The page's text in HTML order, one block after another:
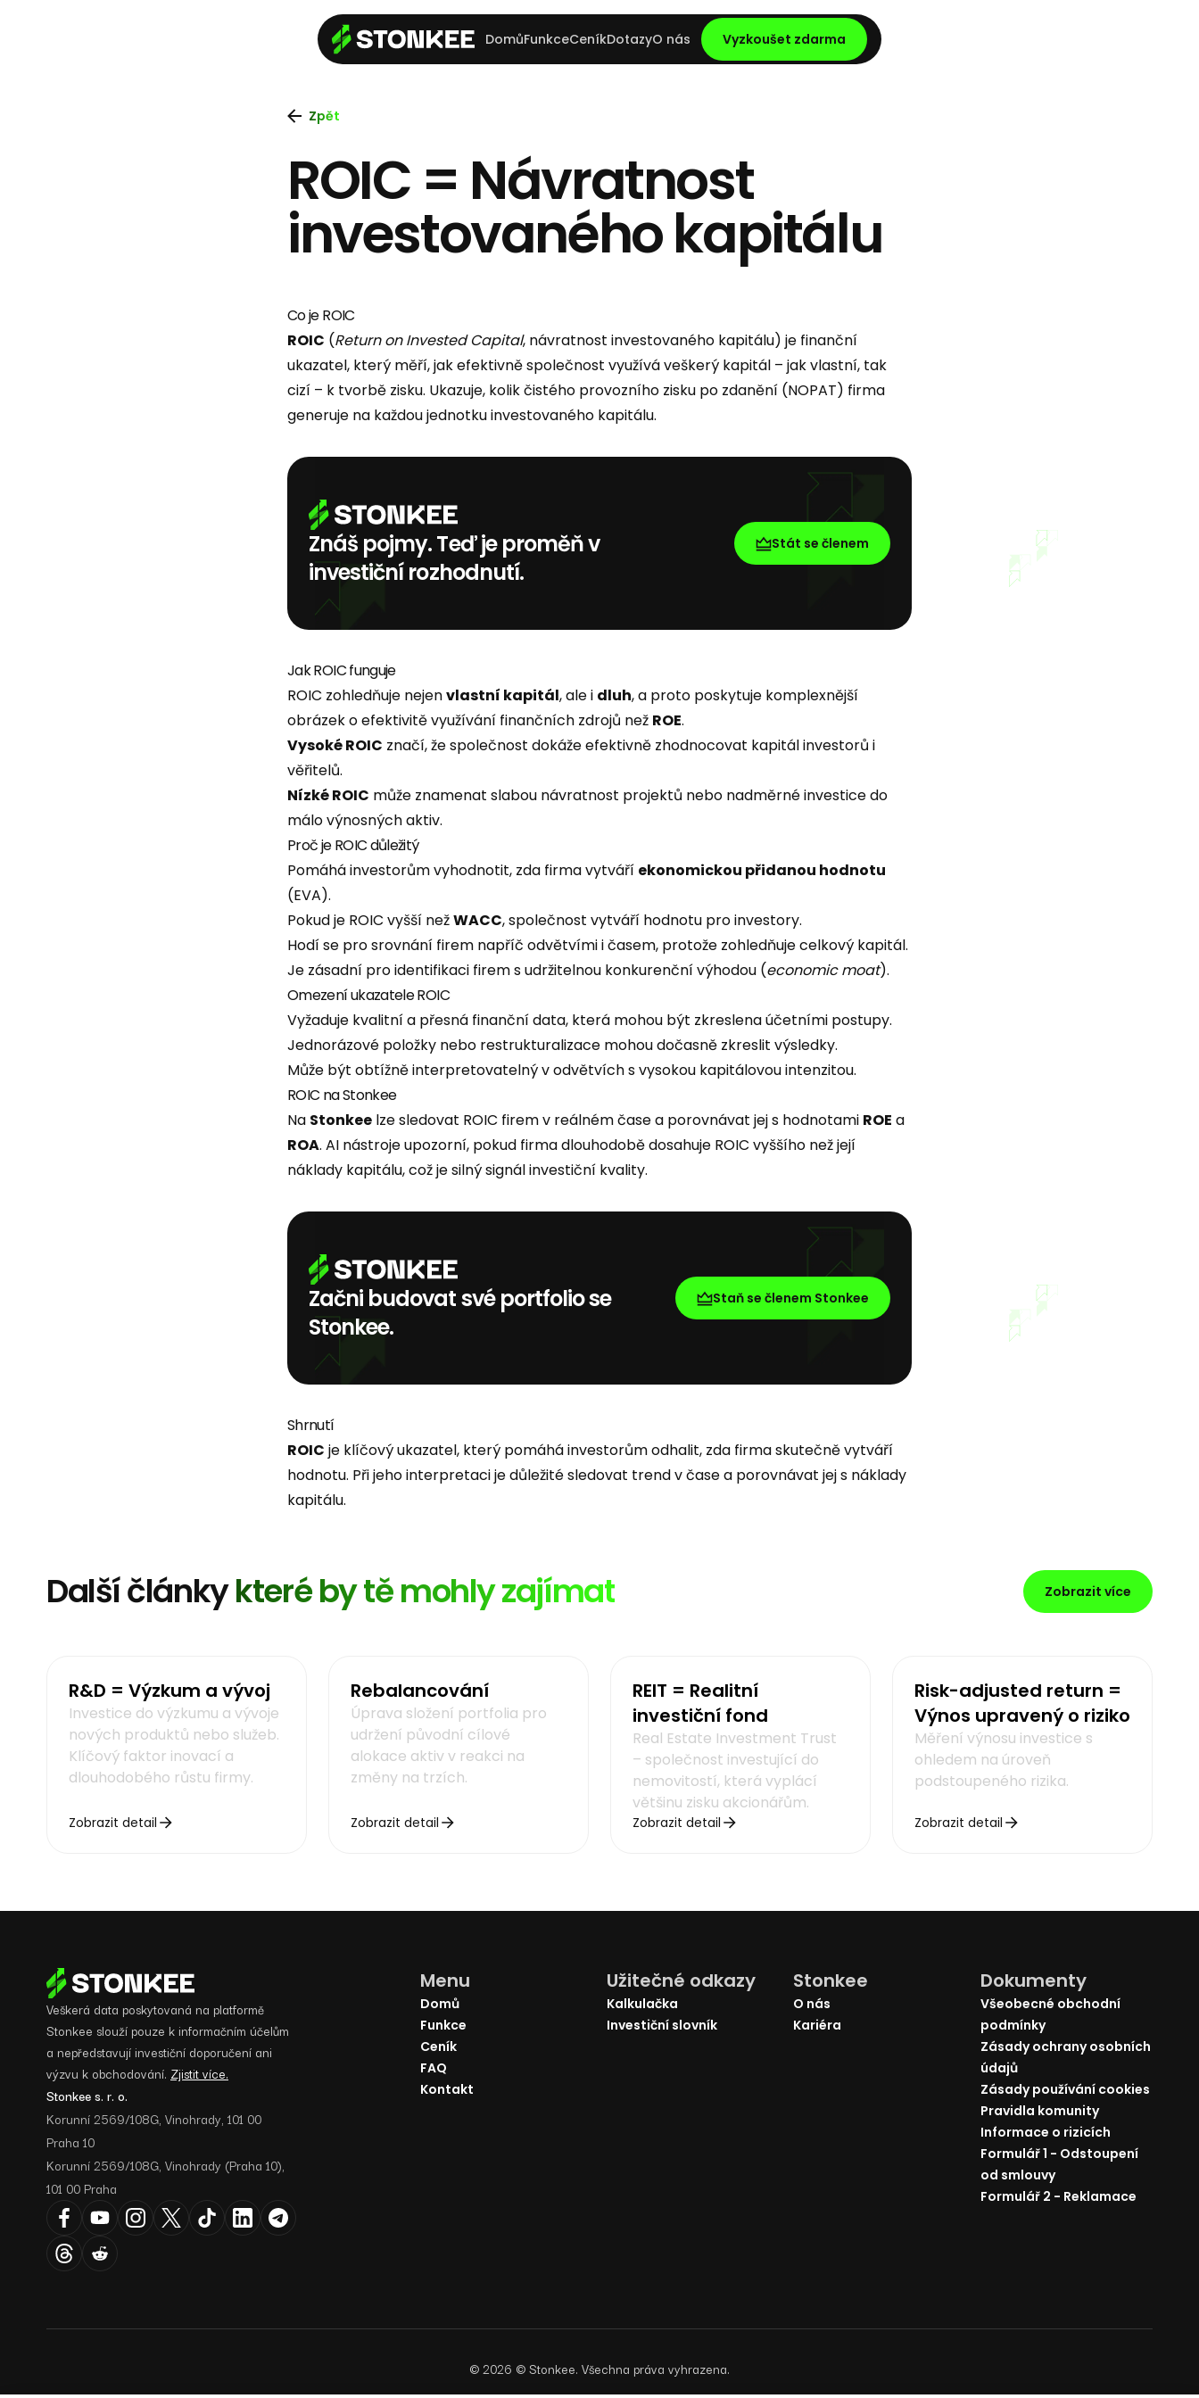
DomůFunkceCeníkDotazyO nás Vyzkoušet zdarma
Zpět
ROIC = Návratnost
investovaného kapitálu
Co je ROIC
ROIC (Return on Invested Capital, návratnost investovaného kapitálu) je finanční
ukazatel, který měří, jak efektivně společnost využívá veškerý kapitál – jak vlastní, tak
cizí – k tvorbě zisku. Ukazuje, kolik čistého provozního zisku po zdanění (NOPAT) firma
generuje na každou jednotku investovaného kapitálu.
Znáš pojmy. Teď je proměň v
investiční rozhodnutí.
Stát se členem
Jak ROIC funguje
ROIC zohledňuje nejenvlastní kapitál, ale i dluh, a proto poskytuje komplexnější
obrázek o efektivitě využívání finančních zdrojů než ROE.
Vysoké ROIC značí, že společnost dokáže efektivně zhodnocovat kapitál investorů i
věřitelů.
Nízké ROIC může znamenat slabou návratnost projektů nebo nadměrné investice do
málo výnosných aktiv.
Proč je ROIC důležitý
Pomáhá investorům vyhodnotit, zda firma vytváří ekonomickou přidanou hodnotu
(EVA).
Pokud je ROIC vyšší nežWACC, společnost vytváří hodnotu pro investory.
Hodí se pro srovnání firem napříč odvětvími i časem, protože zohledňuje celkový kapitál.
Je zásadní pro identifikaci firem s udržitelnou konkurenční výhodou (economic moat).
Omezení ukazatele ROIC
Vyžaduje kvalitní a přesná finanční data, která mohou být zkreslena účetními postupy.
Jednorázové položky nebo restrukturalizace mohou dočasně zkreslit výsledky.
Může být obtížně interpretovatelný v odvětvích s vysokou kapitálovou intenzitou.
ROIC na Stonkee
Na Stonkee lze sledovat ROIC firem v reálném čase a porovnávat jej s hodnotami ROE a
ROA. AI nástroje upozorní, pokud firma dlouhodobě dosahuje ROIC vyššího než její
náklady kapitálu, což je silný signál investiční kvality.
Začni budovat své portfolio se
Stonkee.
Staň se členem Stonkee
Shrnutí
ROIC je klíčový ukazatel, který pomáhá investorům odhalit, zda firma skutečně vytváří
hodnotu. Při jeho interpretaci je důležité sledovat trend v čase a porovnávat jej s náklady
kapitálu.
Další článkykteré by tě mohly zajímat Zobrazit více
R&D = Výzkum a vývoj
Investice do výzkumu a vývoje
nových produktů nebo služeb.
Klíčový faktor inovací a
dlouhodobého růstu firmy.
Zobrazit detail
Rebalancování
Úprava složení portfolia pro
udržení původní cílové
alokace aktiv v reakci na
změny na trzích.
Zobrazit detail
REIT = Realitní
investiční fond
Real Estate Investment Trust
– společnost investující do
nemovitostí, která vyplácí
většinu zisku akcionářům.
Zobrazit detail
Risk-adjusted return =
Výnos upravený o riziko
Měření výnosu investice s
ohledem na úroveň
podstoupeného rizika.
Zobrazit detail
Veškerá data poskytovaná na platformě
Stonkee slouží pouze k informačním účelům
a nepředstavují investiční doporučení ani
výzvu k obchodování. Zjistit více.
Stonkee s. r. o.
Korunní 2569/108G, Vinohrady, 101 00
Praha 10
Korunní 2569/108G, Vinohrady (Praha 10),
101 00 Praha
Menu
Domů
Funkce
Ceník
FAQ
Kontakt
Užitečné odkazy
Kalkulačka
Investiční slovník
Stonkee
O nás
Kariéra
Dokumenty
Všeobecné obchodní
podmínky
Zásady ochrany osobních
údajů
Zásady používání cookies
Pravidla komunity
Informace o rizicích
Formulář 1 - Odstoupení
od smlouvy
Formulář 2 - Reklamace
©2026 © Stonkee. Všechna práva vyhrazena.